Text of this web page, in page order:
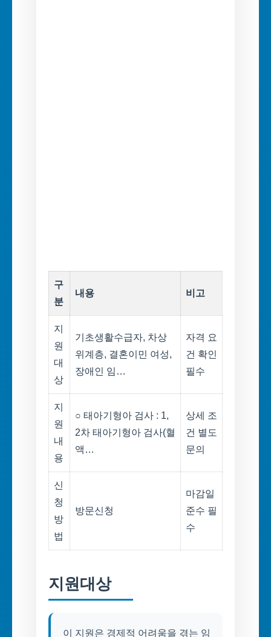
구
분
내용 비고
지
원
대
상
기초생활수급자, 차상
위계층, 결혼이민 여성,
장애인 임…
자격 요
건 확인
필수
지
원
내
용
○ 태아기형아 검사 : 1,
2차 태아기형아 검사(혈
액…
상세 조
건 별도
문의
신
청
방
법
방문신청
마감일
준수 필
수
지원대상
이 지원은 경제적 어려움을 겪는 임